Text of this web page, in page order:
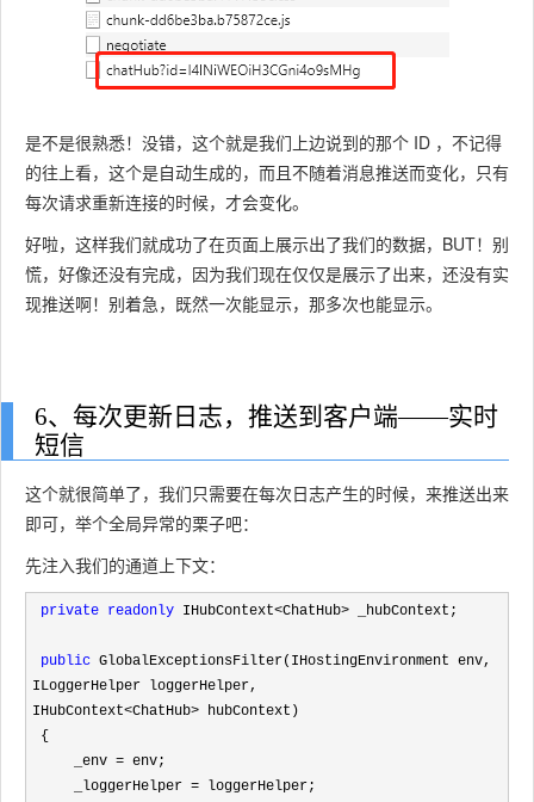
是不是很熟悉！没错，这个就是我们上边说到的那个 ID ，不记得
的往上看，这个是自动生成的，而且不随着消息推送而变化，只有
每次请求重新连接的时候，才会变化。
好啦，这样我们就成功了在页面上展示出了我们的数据，BUT！别
慌，好像还没有完成，因为我们现在仅仅是展示了出来，还没有实
现推送啊！别着急，既然一次能显示，那多次也能显示。
6、每次更新日志，推送到客户端——实时
短信
这个就很简单了，我们只需要在每次日志产生的时候，来推送出来
即可，举个全局异常的栗子吧：
先注入我们的通道上下文：
private readonly IHubContext<ChatHub> _hubContext;
public GlobalExceptionsFilter(IHostingEnvironment env,
ILoggerHelper loggerHelper,
IHubContext<ChatHub> hubContext)
     _env
= env;
     _loggerHelper
= loggerHelper;